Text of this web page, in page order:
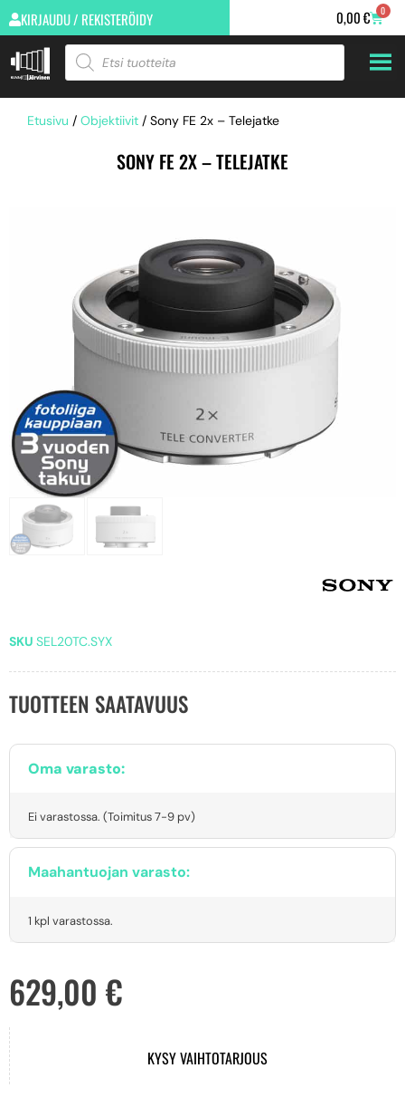
KIRJAUDU / REKISTERÖIDY 0,00€ 0
Etusivu / Objektiivit / Sony FE 2x – Telejatke
SONY FE 2X – TELEJATKE
SKU SEL20TC.SYX
TUOTTEEN SAATAVUUS
Oma varasto:
Ei varastossa. (Toimitus 7-9 pv)
Maahantuojan varasto:
1 kpl varastossa.
629,00 €
KYSY VAIHTOTARJOUS